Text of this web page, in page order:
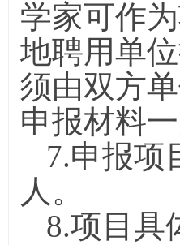
学家可作
地聘用单
须由双方
申报材料一
7.申报项
人。
8.项目具